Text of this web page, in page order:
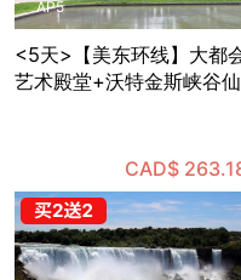
AP5
<5天>【美东环线】大都
艺术殿堂+沃特金斯峡谷仙
CAD$